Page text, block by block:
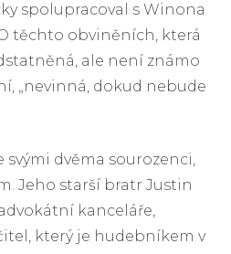
spolupracoval s Winona
těchto obviněních, která
ale není známo
„nevinná, dokud nebude
svými dvěma sourozenci,
Jeho starší bratr Justin
kanceláře,
který je hudebníkem v